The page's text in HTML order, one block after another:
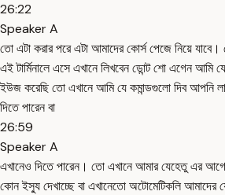
26:22
Speaker A
তো এটা করার পরে এটা আমাদের কোর্স পেজে নিয়ে
এই টার্মিনালে এসে এখানে লিখবেন ডোন্ট শো এগেন আমি
ইউজ করেছি তো এখানে আমি যে কমান্ডগুলো দিব আপনি
দিতে পারেন বা
26:59
Speaker A
এখানেও দিতে পারেন। তো এখানে আমার যেহেতু এর
কোন ইস্যু দেখাচ্ছে বা এখানেতো অটোমেটিকলি আমাদের